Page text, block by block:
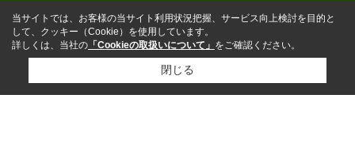
当サイトでは、お客様の当サイト利用状況把握、サービス向上検討を目的と
して、クッキー（Cookie）を使用しています。
詳しくは、当社の 「Cookieの取扱いについて」 をご確認ください。
閉じる